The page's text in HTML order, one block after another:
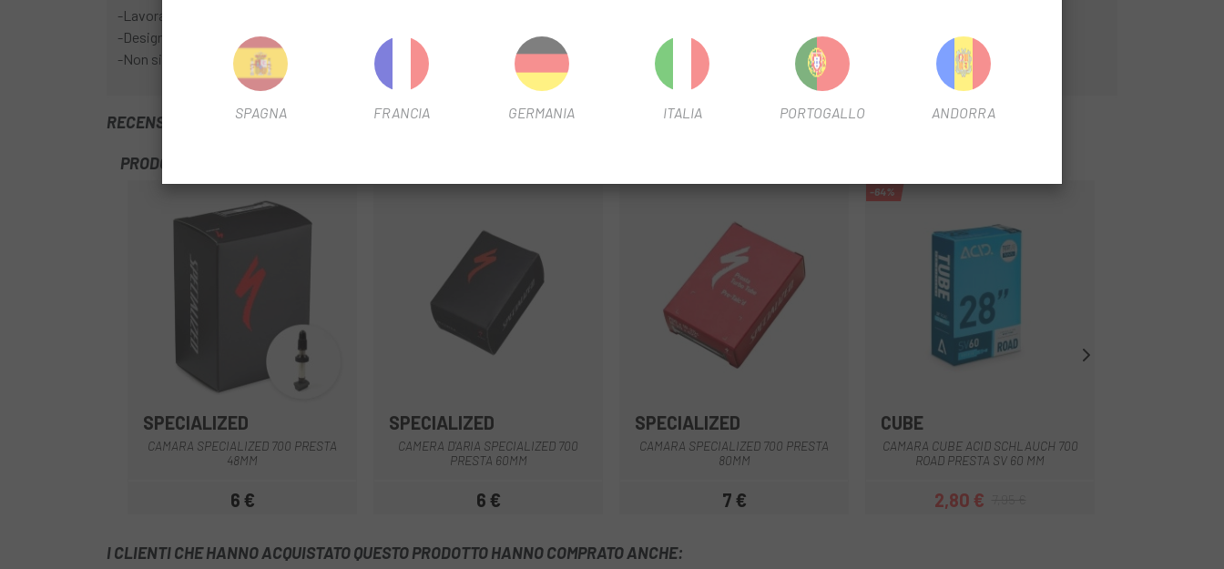
-Lavora in modo continuo per evitare piccole perdite.
-Design omogeneo che previene il granulato.
-Non si secca come la maggior parte dei sigillanti.
RECENSIONI TRUSTED SHOPS
PRODOTTI SIMILI
SPECIALIZED
CAMARA SPECIALIZED 700 PRESTA
48MM
Prezzo
6 €
SPECIALIZED
CAMERA D'ARIA SPECIALIZED 700
PRESTA 60MM
Prezzo
6 €
SPECIALIZED
CAMARA SPECIALIZED 700 PRESTA
80MM
Prezzo
7 €
-64%
CUBE
CAMARA CUBE ACID SCHLAUCH 700
ROAD PRESTA SV 60 MM
Prezzo
2,80 €Prezzo base
I CLIENTI CHE HANNO ACQUISTATO QUESTO PRODOTTO HANNO COMPRATO ANCHE:
SPAGNA FRANCIA GERMANIA ITALIA PORTOGALLO ANDORRA